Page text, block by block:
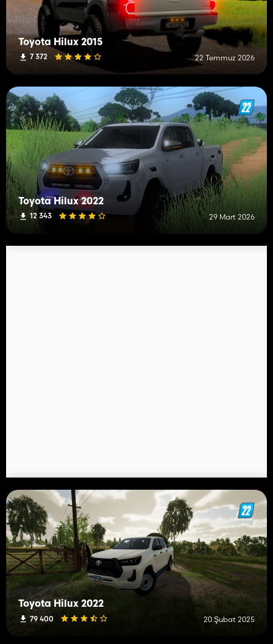
Toyota Hilux 2015
7 372 22 Temmuz 2026
Toyota Hilux 2022
12 343 29 Mart 2026
Toyota Hilux 2022
79 400 20 Şubat 2025